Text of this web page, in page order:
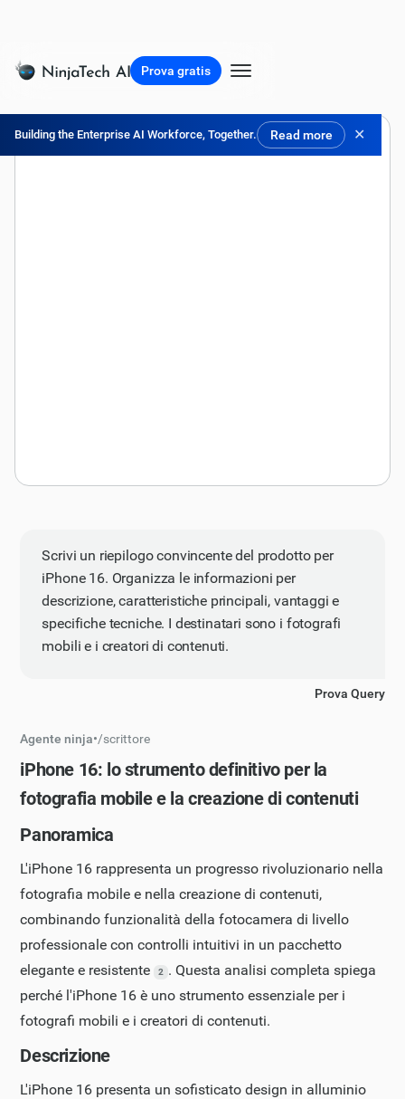
Building the Enterprise AI Workforce, Together. Read more ✕
Prova gratis
Scrivi un riepilogo convincente del prodotto per
iPhone 16. Organizza le informazioni per
descrizione, caratteristiche principali, vantaggi e
specifiche tecniche. I destinatari sono i fotografi
mobili e i creatori di contenuti.
Prova Query
Agente ninja•/scrittore
iPhone 16: lo strumento definitivo per la
fotografia mobile e la creazione di contenuti
Panoramica
L'iPhone 16 rappresenta un progresso rivoluzionario nella
fotografia mobile e nella creazione di contenuti,
combinando funzionalità della fotocamera di livello
professionale con controlli intuitivi in un pacchetto
elegante e resistente
2
. Questa analisi completa spiega
perché l'iPhone 16 è uno strumento essenziale per i
fotografi mobili e i creatori di contenuti.
Descrizione
L'iPhone 16 presenta un sofisticato design in alluminio